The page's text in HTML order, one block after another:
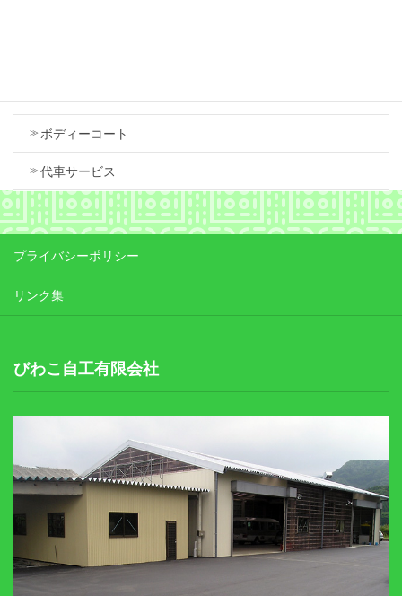
ボディーコート
代車サービス
プライバシーポリシー
リンク集
びわこ自工有限会社